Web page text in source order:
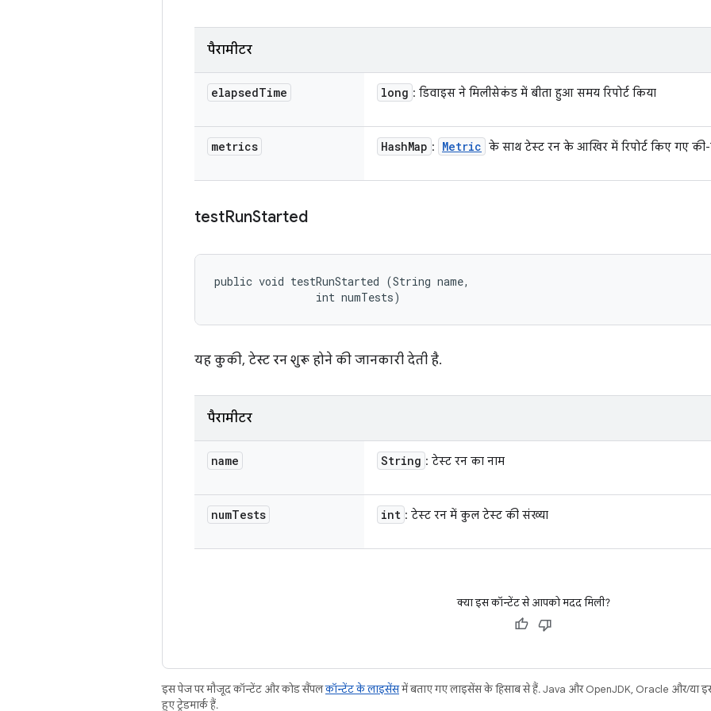
पैरामीटर
elapsedTime long : डिवाइस ने मिलीसेकंड में बीता हुआ समय रिपोर्ट किया
metrics HashMap : Metric के साथ टेस्ट रन के आखिर में रिपोर्ट किए गए
testRunStarted
public void testRunStarted (String name,
                int numTests)
यह कुकी, टेस्ट रन शुरू होने की जानकारी देती है.
पैरामीटर
name String : टेस्ट रन का नाम
numTests int : टेस्ट रन में कुल टेस्ट की संख्या
क्या इस कॉन्टेंट से आपको मदद मिली?
इस पेज पर मौजूद कॉन्टेंट और कोड सैंपलकॉन्टेंट के लाइसेंसमें बताए गए लाइसेंस के हिसाब से हैं. Java और OpenJDK, Oracle और/या
हुए ट्रेडमार्क हैं.